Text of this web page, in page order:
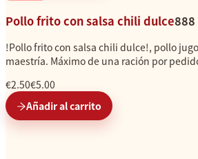
Pollo frito con salsa chili dulce888
!Pollo frito con salsa chili dulce!, pollo
maestría. Máximo de una ración por
€2.50€5.00
Añadir al carrito